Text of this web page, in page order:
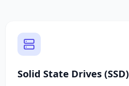
Solid State Drives (SSD)